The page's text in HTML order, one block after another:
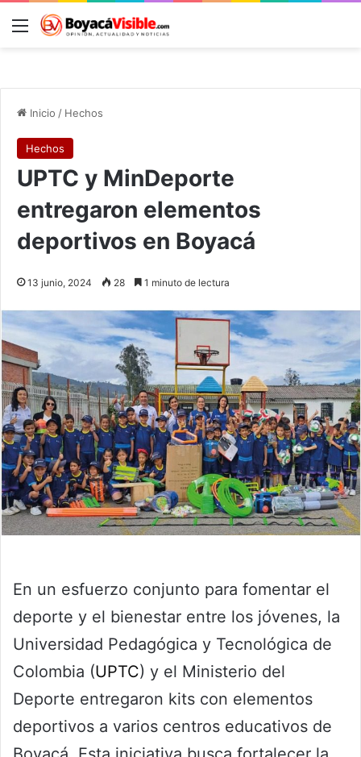
Menú
Inicio / Hechos
Hechos
UPTC y MinDeporte
entregaron elementos
deportivos en Boyacá
13 junio, 2024 28 1 minuto de lectura
En un esfuerzo conjunto para fomentar el
deporte y el bienestar entre los jóvenes, la
Universidad Pedagógica y Tecnológica de
Colombia (UPTC) y el Ministerio del
Deporte entregaron kits con elementos
deportivos a varios centros educativos de